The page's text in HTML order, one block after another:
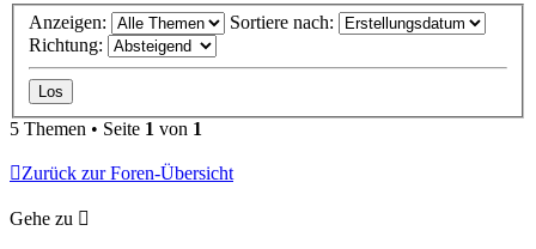
Anzeigen:
Sortiere nach:
Richtung:
5 Themen • Seite 1 von 1
Zurück zur Foren-Übersicht
Gehe zu